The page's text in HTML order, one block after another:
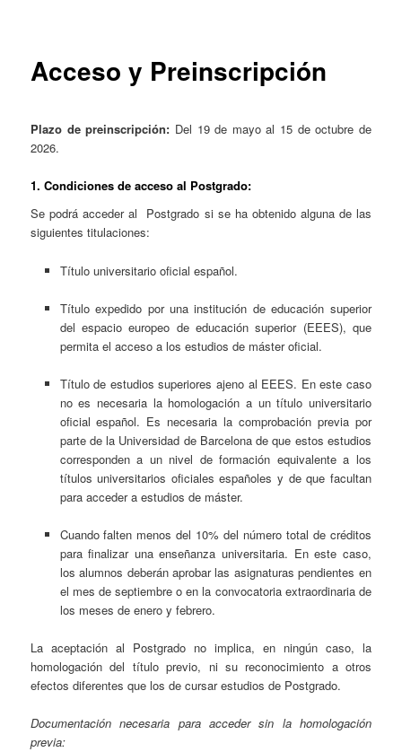
Acceso y Preinscripción
Plazo de preinscripción: Del 19 de mayo al 15 de octubre de
2026.
1.Condiciones de acceso al Postgrado:
Se podrá acceder al Postgrado si se ha obtenido alguna de las
siguientes titulaciones:
Título universitario oficial español.
Título expedido por una institución de educación superior
del espacio europeo de educación superior (EEES), que
permita el acceso a los estudios de máster oficial.
Título de estudios superiores ajeno al EEES. En este caso
no es necesaria la homologación a un título universitario
oficial español. Es necesaria la comprobación previa por
parte de la Universidad de Barcelona de que estos estudios
corresponden a un nivel de formación equivalente a los
títulos universitarios oficiales españoles y de que facultan
para acceder a estudios de máster.
Cuando falten menos del 10% del número total de créditos
para finalizar una enseñanza universitaria. En este caso,
los alumnos deberán aprobar las asignaturas pendientes en
el mes de septiembre o en la convocatoria extraordinaria de
los meses de enero y febrero.
La aceptación al Postgrado no implica, en ningún caso, la
homologación del título previo, ni su reconocimiento a otros
efectos diferentes que los de cursar estudios de Postgrado.
Documentación necesaria para acceder sin la homologación
previa: